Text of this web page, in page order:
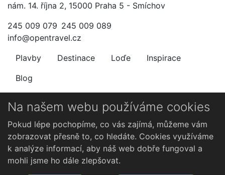
nám. 14. října 2, 15000 Praha 5 - Smíchov
245 009 079 245 009 089
info@opentravel.cz
Plavby
Destinace Loďe
Inspirace
Blog
Newsletter
Nenechte si ujít výhodné nabídky.
Na našem webu používáme cookies
Pokud lépe pochopíme, co vás zajímá, můžeme vám
zobrazovat přesně to, co hledáte. Cookies využíváme
k analýze informací, aby náš web dobře fungoval a
mohli jsme ho dále zlepšovat.